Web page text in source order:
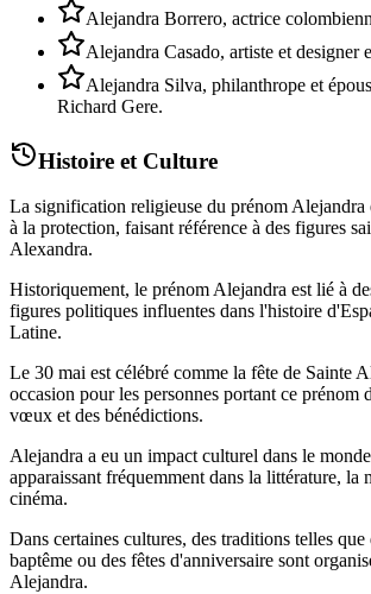
Alejandra Borrero, actrice
Alejandra Casado, artiste et designer
Alejandra Silva, philanthrope et
Richard Gere.
Histoire et Culture
La signification religieuse du prénom Alejandra
à la protection, faisant référence à des figures
Alexandra.
Historiquement, le prénom Alejandra est lié à
figures politiques influentes dans l'histoire
Latine.
Le 30 mai est célébré comme la fête de Sainte
occasion pour les personnes portant ce prénom
vœux et des bénédictions.
Alejandra a eu un impact culturel dans le
apparaissant fréquemment dans la littérature, la
cinéma.
Dans certaines cultures, des traditions telles que
baptême ou des fêtes d'anniversaire sont
Alejandra.